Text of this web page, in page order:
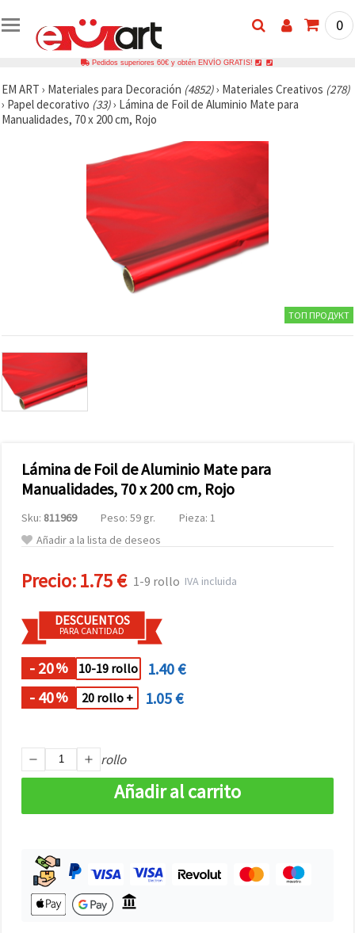
0
Pedidos superiores 60€ y obtén ENVÍO GRATIS!
EM ART › Materiales para Decoración (4852)› Materiales Creativos (278)
› Papel decorativo (33)› Lámina de Foil de Aluminio Mate para
Manualidades, 70 x 200 cm, Rojo
ТОП ПРОДУКТ
Lámina de Foil de Aluminio Mate para
Manualidades, 70 x 200 cm, Rojo
Sku: 811969 Peso: 59 gr.
Pieza: 1
Añadir a la lista de deseos
Precio:1.75 € 1-9 rollo IVA incluida
DESCUENTOS
PARA CANTIDAD
- 20% 10-19 rollo
1.40 €
- 40% 20 rollo + 1.05 €
rollo
Añadir al carrito